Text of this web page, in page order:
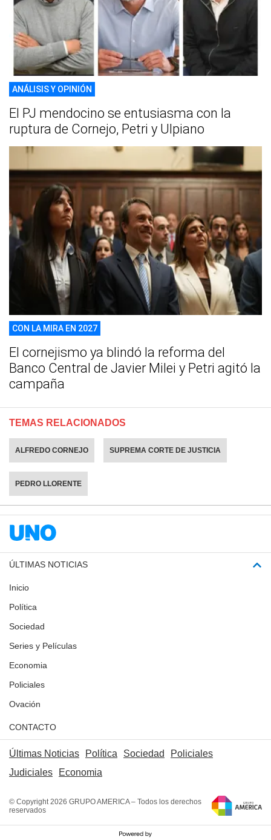
ANÁLISIS Y OPINIÓN
El PJ mendocino se entusiasma con la
ruptura de Cornejo, Petri y Ulpiano
CON LA MIRA EN 2027
El cornejismo ya blindó la reforma del
Banco Central de Javier Milei y Petri agitó la
campaña
TEMAS RELACIONADOS
ALFREDO CORNEJO SUPREMA CORTE DE JUSTICIA
PEDRO LLORENTE
ÚLTIMAS NOTICIAS
Inicio
Política
Sociedad
Series y Películas
Economia
Policiales
Ovación
CONTACTO
Últimas Noticias Política Sociedad
Policiales
Judiciales
Economia
© Copyright 2026 GRUPO AMERICA – Todos los derechos
reservados